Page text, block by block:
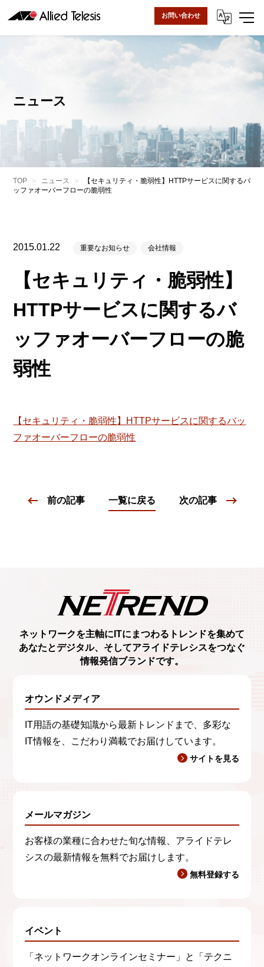
お問い合わせ
ニュース
TOP ニュース
【セキュリティ・脆弱性】HTTPサービスに関するバ
ッファオーバーフローの脆弱性
2015.01.22 重要なお知らせ 会社情報
【セキュリティ・脆弱性】
HTTPサービスに関するバ
ッファオーバーフローの脆
弱性
【セキュリティ・脆弱性】HTTPサービスに関するバッ
ファオーバーフローの脆弱性
前の記事 一覧に戻る 次の記事
ネットワークを主軸に ITにまつわるトレンドを集めて
あなたとデジタル、 そしてアライドテレシスをつなぐ
情報発信ブランドです。
オウンドメディア
IT用語の基礎知識から最新トレンドまで、多彩な
IT情報を、こだわり満載でお届けしています。
サイトを見る
メールマガジン
お客様の業種に合わせた旬な情報、アライドテレ
シスの最新情報を無料でお届けします。
無料登録する
イベント
「ネットワークオンラインセミナー」と「テクニ